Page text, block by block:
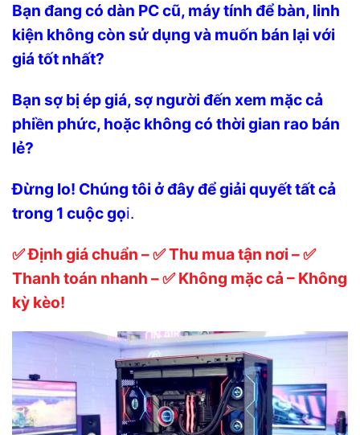
Bạn đang có dàn PC cũ, máy tính để bàn, linh
kiện không còn sử dụng và muốn bán lại với
giá tốt nhất?
Bạn sợ bị ép giá, sợ người đến xem mặc cả
phiền phức, hoặc không có thời gian rao bán
lẻ?
Đừng lo! Chúng tôi ở đây để giải quyết tất cả
trong 1 cuộc gọi.
✅ Định giá chuẩn – ✅ Thu mua tận nơi – ✅
Thanh toán nhanh – ✅ Không mặc cả – Không
kỳ kèo!